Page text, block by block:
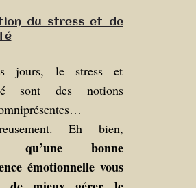
du stress et de
jours, le stress et
sont des notions
Eh bien,
qu’une bonne
émotionnelle vous